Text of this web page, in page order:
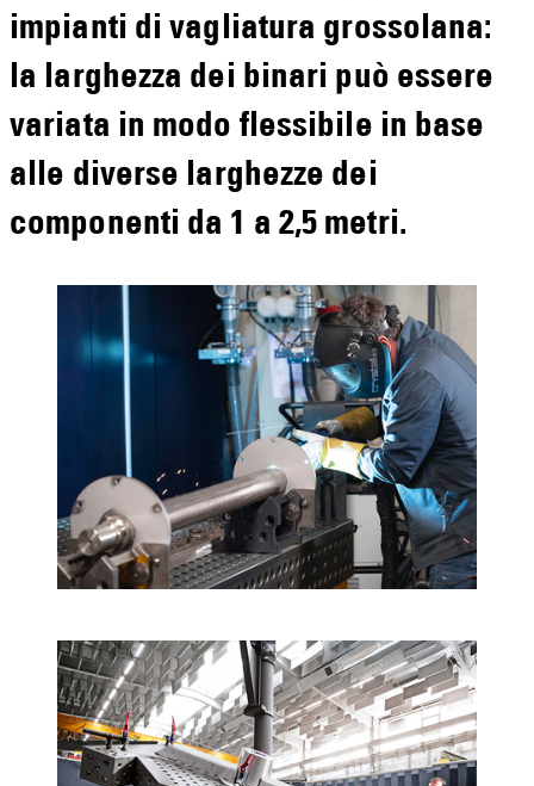
impianti di vagliatura grossolana:
la larghezza dei binari può essere
variata in modo flessibile in base
alle diverse larghezze dei
componenti da 1 a 2,5 metri.